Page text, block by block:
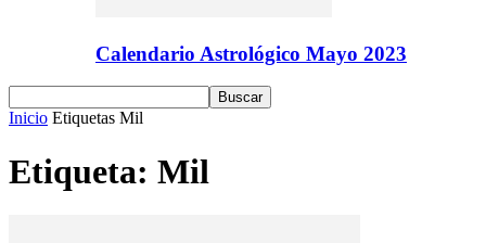
Calendario Astrológico Mayo 2023
Inicio Etiquetas Mil
Etiqueta: Mil